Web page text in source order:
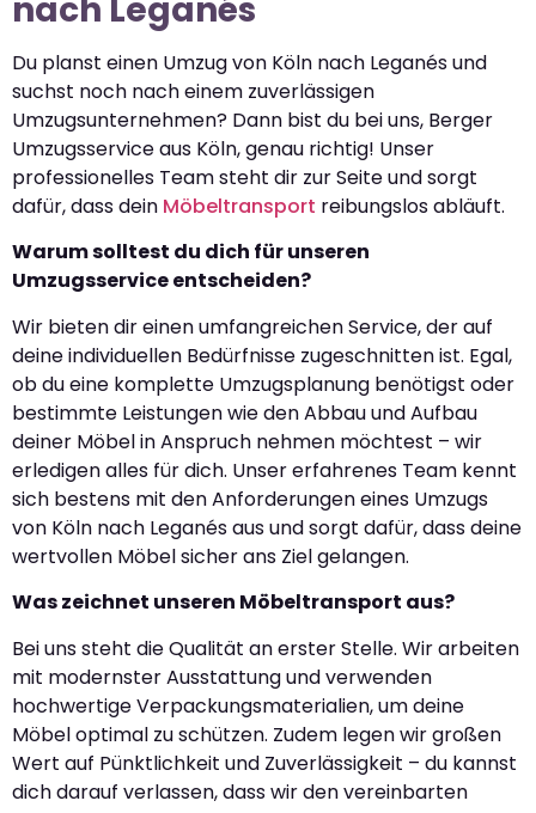
nach Leganés
Du planst einen Umzug von Köln nach Leganés und
suchst noch nach einem zuverlässigen
Umzugsunternehmen? Dann bist du bei uns, Berger
Umzugsservice aus Köln, genau richtig! Unser
professionelles Team steht dir zur Seite und sorgt
dafür, dass dein Möbeltransport reibungslos abläuft.
Warum solltest du dich für unseren
Umzugsservice entscheiden?
Wir bieten dir einen umfangreichen Service, der auf
deine individuellen Bedürfnisse zugeschnitten ist. Egal,
ob du eine komplette Umzugsplanung benötigst oder
bestimmte Leistungen wie den Abbau und Aufbau
deiner Möbel in Anspruch nehmen möchtest – wir
erledigen alles für dich. Unser erfahrenes Team kennt
sich bestens mit den Anforderungen eines Umzugs
von Köln nach Leganés aus und sorgt dafür, dass deine
wertvollen Möbel sicher ans Ziel gelangen.
Was zeichnet unseren Möbeltransport aus?
Bei uns steht die Qualität an erster Stelle. Wir arbeiten
mit modernster Ausstattung und verwenden
hochwertige Verpackungsmaterialien, um deine
Möbel optimal zu schützen. Zudem legen wir großen
Wert auf Pünktlichkeit und Zuverlässigkeit – du kannst
dich darauf verlassen, dass wir den vereinbarten